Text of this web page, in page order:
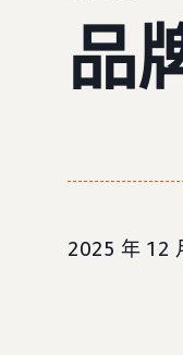
品
2025 年 12